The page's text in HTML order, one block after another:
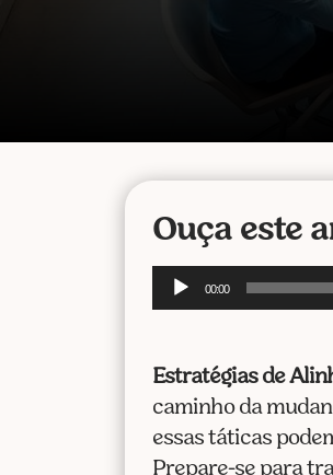
Ouça este
Tocador
de
00:00
Estratégias de
caminho da
essas táticas
Prepare-se para